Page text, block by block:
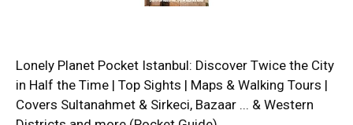
Lonely Planet Pocket Istanbul: Discover Twice the City
in Half the Time | Top Sights | Maps & Walking Tours |
Covers Sultanahmet & Sirkeci, Bazaar ... & Western